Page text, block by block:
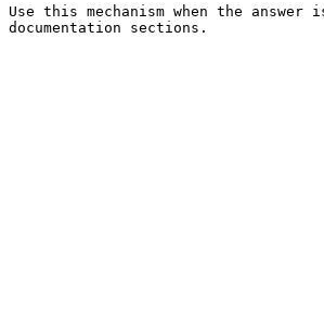
Use this mechanism when the